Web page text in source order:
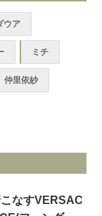
ウア
ミチ
仲里依紗
こなすVERSAC